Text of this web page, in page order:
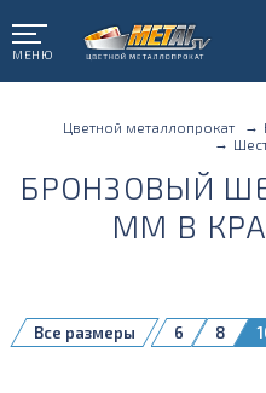
МЕНЮ
Цветной металлопрокат
БРОНЗОВЫЙ
ММ В
6 8
Все размеры